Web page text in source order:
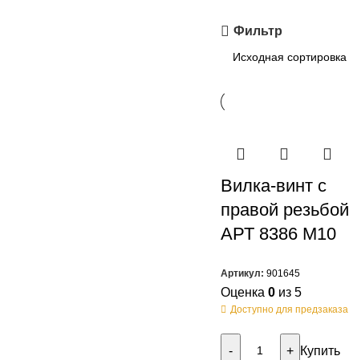
Фильтр
Вилка-винт с
правой резьбой
АРТ 8386 M10
Артикул: 901645
Оценка 0из 5
Доступно для предзаказа
Купить